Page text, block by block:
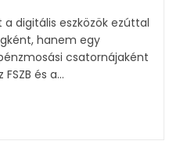
digitális eszközök ezúttal
hanem egy
csatornájaként
a középpontba. Az FSZB és a...